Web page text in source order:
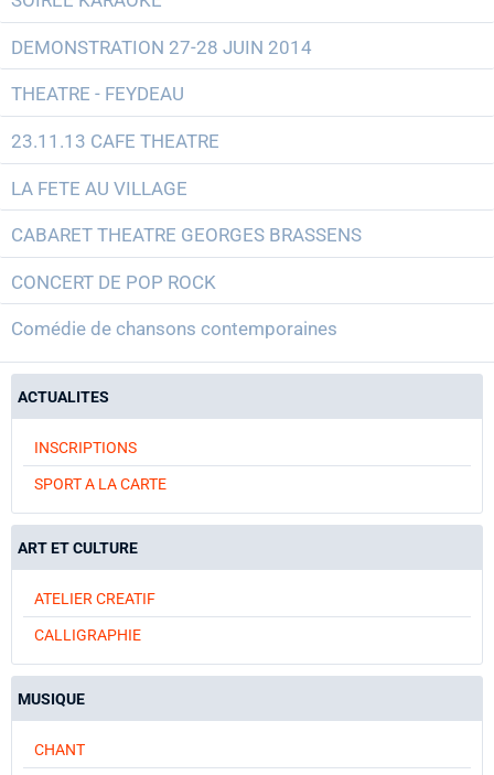
DEMONSTRATION 27-28 JUIN 2014
THEATRE - FEYDEAU
23.11.13 CAFE THEATRE
LA FETE AU VILLAGE
CABARET THEATRE GEORGES BRASSENS
CONCERT DE POP ROCK
Comédie de chansons contemporaines
ACTUALITES
INSCRIPTIONS
SPORT A LA CARTE
ART ET CULTURE
ATELIER CREATIF
CALLIGRAPHIE
MUSIQUE
CHANT